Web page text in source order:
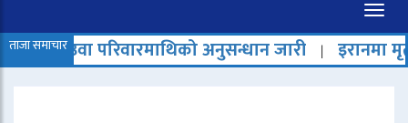
ताजा समाचार अनुसन्धान जारी | इरानमा मृत्युदण्ड बढेको